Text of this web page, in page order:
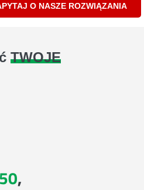
O NASZE ROZWIĄZANIA
TWOJE
,